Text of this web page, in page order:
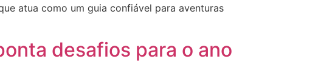
atua como um guia confiável para aventuras
desafios para o ano